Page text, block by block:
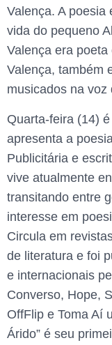
Valença. A poesia
vida do pequeno
Valença era
Valença, também
musicados na voz
Quarta-feira (14)
apresenta a
Publicitária e
vive atualmente
transitando entre
interesse em
Circula em
de literatura e foi
e internacionais
Converso, Hope,
OffFlip e Toma Aí
Árido” é seu